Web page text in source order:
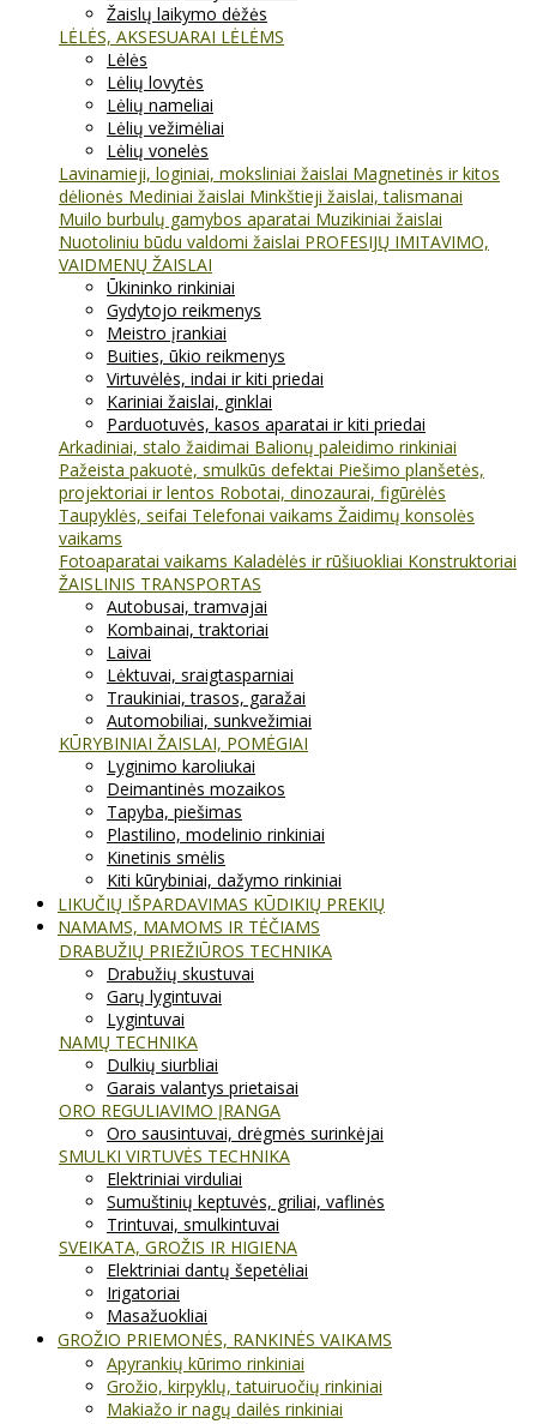
Žaislų laikymo dėžės
LĖLĖS, AKSESUARAI LĖLĖMS
Lėlės
Lėlių lovytės
Lėlių nameliai
Lėlių vežimėliai
Lėlių vonelės
Lavinamieji, loginiai, moksliniai žaislai Magnetinės ir kitos
dėlionės Mediniai žaislai Minkštieji žaislai, talismanai
Muilo burbulų gamybos aparatai Muzikiniai žaislai
Nuotoliniu būdu valdomi žaislai PROFESIJŲ IMITAVIMO,
VAIDMENŲ ŽAISLAI
Ūkininko rinkiniai
Gydytojo reikmenys
Meistro įrankiai
Buities, ūkio reikmenys
Virtuvėlės, indai ir kiti priedai
Kariniai žaislai, ginklai
Parduotuvės, kasos aparatai ir kiti priedai
Arkadiniai, stalo žaidimai Balionų paleidimo rinkiniai
Pažeista pakuotė, smulkūs defektai Piešimo planšetės,
projektoriai ir lentos Robotai, dinozaurai, figūrėlės
Taupyklės, seifai Telefonai vaikams Žaidimų konsolės
vaikams
Fotoaparatai vaikams Kaladėlės ir rūšiuokliai Konstruktoriai
ŽAISLINIS TRANSPORTAS
Autobusai, tramvajai
Kombainai, traktoriai
Laivai
Lėktuvai, sraigtasparniai
Traukiniai, trasos, garažai
Automobiliai, sunkvežimiai
KŪRYBINIAI ŽAISLAI, POMĖGIAI
Lyginimo karoliukai
Deimantinės mozaikos
Tapyba, piešimas
Plastilino, modelinio rinkiniai
Kinetinis smėlis
Kiti kūrybiniai, dažymo rinkiniai
LIKUČIŲ IŠPARDAVIMAS KŪDIKIŲ PREKIŲ
NAMAMS, MAMOMS IR TĖČIAMS
DRABUŽIŲ PRIEŽIŪROS TECHNIKA
Drabužių skustuvai
Garų lygintuvai
Lygintuvai
NAMŲ TECHNIKA
Dulkių siurbliai
Garais valantys prietaisai
ORO REGULIAVIMO ĮRANGA
Oro sausintuvai, drėgmės surinkėjai
SMULKI VIRTUVĖS TECHNIKA
Elektriniai virduliai
Sumuštinių keptuvės, griliai, vaflinės
Trintuvai, smulkintuvai
SVEIKATA, GROŽIS IR HIGIENA
Elektriniai dantų šepetėliai
Irigatoriai
Masažuokliai
GROŽIO PRIEMONĖS, RANKINĖS VAIKAMS
Apyrankių kūrimo rinkiniai
Grožio, kirpyklų, tatuiruočių rinkiniai
Makiažo ir nagų dailės rinkiniai